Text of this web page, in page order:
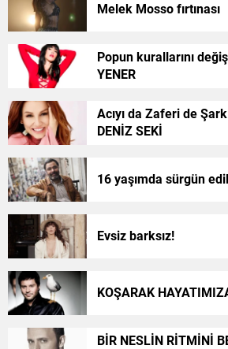
Melek Mosso fırtınası
Popun kurallarını
YENER
Acıyı da Zaferi de
DENİZ SEKİ
16 yaşımda sürgün
Evsiz barksız!
KOŞARAK
BİR NESLİN RİTMİNİ